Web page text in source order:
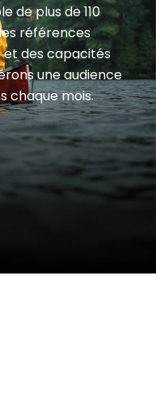
de plus de 110
références
et des capacités
une audience
chaque mois.